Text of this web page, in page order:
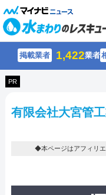
掲載業者 1,422業者
PR
有限会社大宮管
◆本ページはアフィリエ